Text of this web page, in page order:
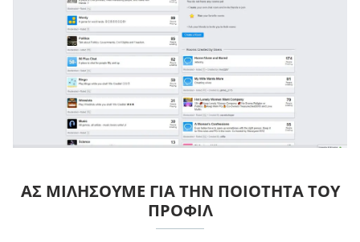
ΑΣ ΜΙΛΉΣΟΥΜΕ ΓΙΑ ΤΗΝ ΠΟΙΌΤΗΤΑ ΤΟΥ
ΠΡΟΦΊΛ